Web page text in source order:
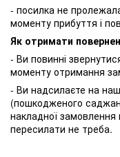
- посилка не
моменту прибуття і
Як отримати
- Ви повинні
моменту отримання
- Ви надсилаєте на
(пошкодженого
накладної
пересилати не треба.